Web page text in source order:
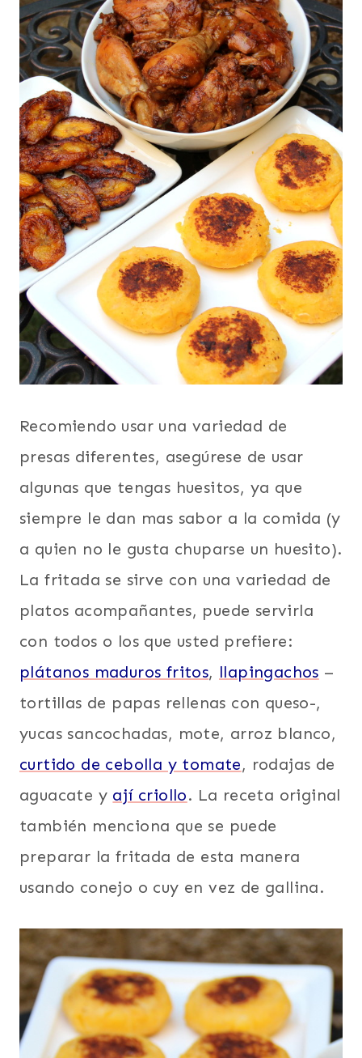
Recomiendo usar una variedad de
presas diferentes, asegúrese de usar
algunas que tengas huesitos, ya que
siempre le dan mas sabor a la comida (y
a quien no le gusta chuparse un huesito).
La fritada se sirve con una variedad de
platos acompañantes, puede servirla
con todos o los que usted prefiere:
plátanos maduros fritos, llapingachos –
tortillas de papas rellenas con queso-,
yucas sancochadas, mote, arroz blanco,
curtido de cebolla y tomate, rodajas de
aguacate y ají criollo. La receta original
también menciona que se puede
preparar la fritada de esta manera
usando conejo o cuy en vez de gallina.